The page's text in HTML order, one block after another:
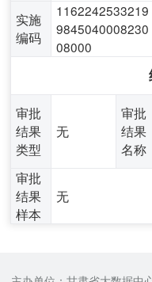
实施
编码
1162242533219
9845040008230
08000
审批
结果
类型
无
审批
结果
名称
审批
结果
样本
无